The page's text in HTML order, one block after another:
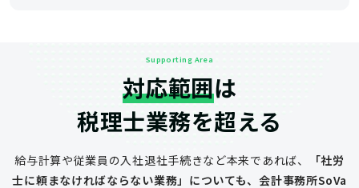
Supporting Area
対応範囲は
税理士業務を超える
給与計算や従業員の入社退社手続きなど本来であれば、
「社労
士に頼まなければならない業務」についても、会計事務所SoVa